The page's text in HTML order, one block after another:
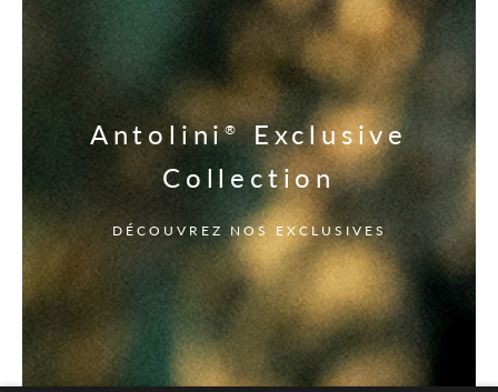
Antolini® Exclusive
Collection
DÉCOUVREZ NOS EXCLUSIVES